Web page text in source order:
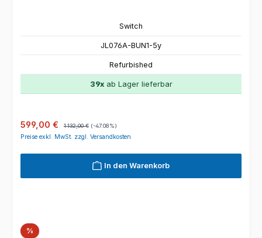
Switch
JL076A-BUN1-5y
Refurbished
39xab Lager lieferbar
Verkaufspreis:
599,00 € 1.132,00 € (-47.08%)
Preise exkl. MwSt. zzgl. Versandkosten
In den Warenkorb
%Rabatt